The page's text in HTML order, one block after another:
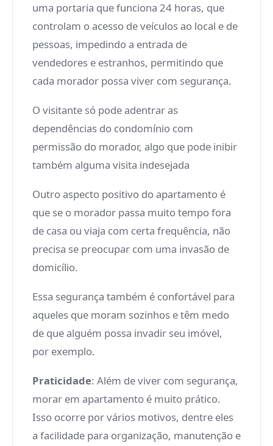
uma portaria que funciona 24 horas, que
controlam o acesso de veículos ao local e de
pessoas, impedindo a entrada de
vendedores e estranhos, permitindo que
cada morador possa viver com segurança.
O visitante só pode adentrar as
dependências do condomínio com
permissão do morador, algo que pode inibir
também alguma visita indesejada
Outro aspecto positivo do apartamento é
que se o morador passa muito tempo fora
de casa ou viaja com certa frequência, não
precisa se preocupar com uma invasão de
domicílio.
Essa segurança também é confortável para
aqueles que moram sozinhos e têm medo
de que alguém possa invadir seu imóvel,
por exemplo.
Praticidade: Além de viver com segurança,
morar em apartamento é muito prático.
Isso ocorre por vários motivos, dentre eles
a facilidade para organização, manutenção e